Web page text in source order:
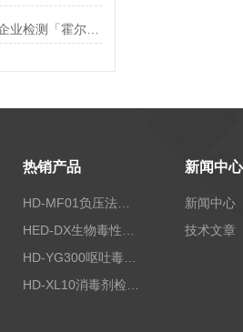
热销产品
HD-MF01负压法密封性测试仪
新闻中心
新闻中心
技术文章